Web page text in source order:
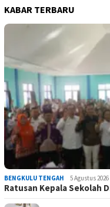
KABAR TERBARU
BENGKULU TENGAH 5 Agustus 2026
Ratusan Kepala Sekolah